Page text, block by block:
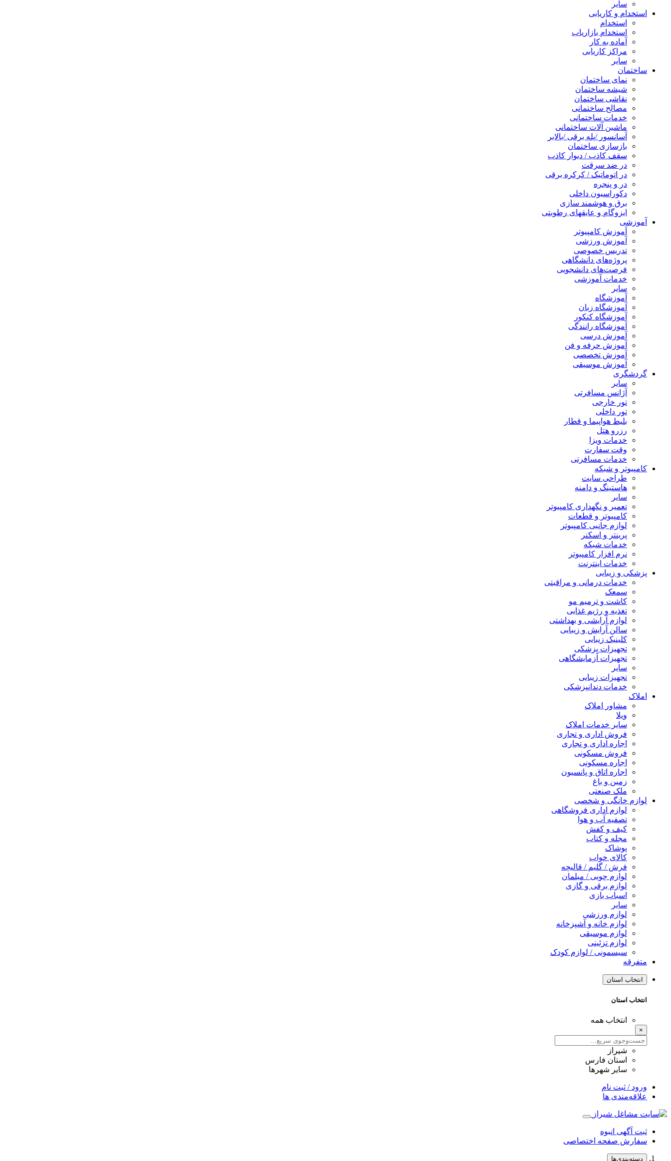
سایر
استخدام و کاریابی
استخدام
استخدام بازاریاب
آماده به کار
مراکز کاریابی
سایر
ساختمان
نمای ساختمان
شیشه ساختمان
نقاشی ساختمان
مصالح ساختمانی
خدمات ساختمانی
ماشین آلات ساختمانی
آسانسور /پله برقی /بالابر
بازسازی ساختمان
سقف کاذب / دیوار کاذب
در ضد سرقت
در اتوماتیک / کرکره برقی
در و پنجره
دکوراسیون داخلی
برق و هوشمند سازی
ایزوگام و عایقهای رطوبتی
آموزشی
آموزش کامپیوتر
آموزش ورزشی
تدریس خصوصی
پروژه‌های دانشگاهی
فرصت‌های دانشجویی
خدمات آموزشی
سایر
آموزشگاه
آموزشگاه زبان
آموزشگاه کنکور
آموزشگاه رانندگی
آموزش درسی
آموزش حرفه و فن
آموزش تخصصی
آموزش موسیقی
گردشگری
سایر
آژانس مسافرتی
تور خارجی
تور داخلی
بلیط هواپیما و قطار
رزرو هتل
خدمات ویزا
وقت سفارت
خدمات مسافرتی
کامپیوتر و شبکه
طراحی سایت
هاستینگ و دامنه
سایر
تعمیر و نگهداری کامپیوتر
کامپیوتر و قطعات
لوازم جانبی کامپیوتر
پرینتر و اسکنر
خدمات شبکه
نرم افزار کامپیوتر
خدمات اینترنت
پزشکی و زیبایی
خدمات درمانی و مراقبتی
سمعک
کاشت و ترمیم مو
تغذیه و رژیم غذایی
لوازم آرایشی و بهداشتی
سالن آرایش و زیبایی
کلینیک زیبایی
تجهیزات پزشکی
تجهیزات آزمایشگاهی
سایر
تجهیزات زیبایی
خدمات دندانپزشکی
املاک
مشاور املاک
ویلا
سایر خدمات املاک
فروش اداری و تجاری
اجاره اداری و تجاری
فروش مسکونی
اجاره مسکونی
اجاره اتاق و پانسیون
زمین و باغ
ملک صنعتی
لوازم خانگی و شخصی
لوازم اداری فروشگاهی
تصفیه آب و هوا
کیف و کفش
مجله و کتاب
پوشاک
کالای خواب
فرش / گلیم / قالیچه
لوازم چوبی / مبلمان
لوازم برقی و گازی
اسباب بازی
سایر
لوازم ورزشی
لوازم خانه و آشپزخانه
لوازم موسیقی
لوازم تزئینی
سیسمونی / لوازم کودک
متفرقه
انتخاب استان
انتخاب استان
انتخاب همه
×
شیراز
استان فارس
سایر شهرها
ورود / ثبت نام
علاقه‌مندی ها
ثبت آگهی انبوه
سفارش صفحه اختصاصی
دسته‌بندی‌ها